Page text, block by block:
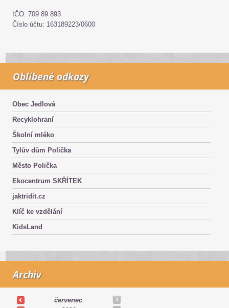
IČO: 709 89 893
Číslo účtu: 163189223/0600
Oblíbené odkazy
Obec Jedlová
Recyklohraní
Školní mléko
Tylův dům Polička
Město Polička
Ekocentrum SKŘÍTEK
jaktridit.cz
Klíč ke vzdělání
KidsLand
Archiv
červenec